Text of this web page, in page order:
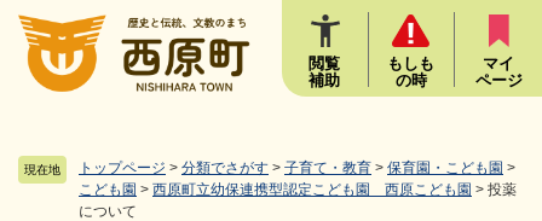
メニューを飛ばして本文へ
閲覧
補助
もしも
の時
マイ
ページ
現在地 トップページ > 分類でさがす > 子育て・教育 > 保育園・こども園 >
こども園 > 西原町立幼保連携型認定こども園 西原こども園 > 投薬
について